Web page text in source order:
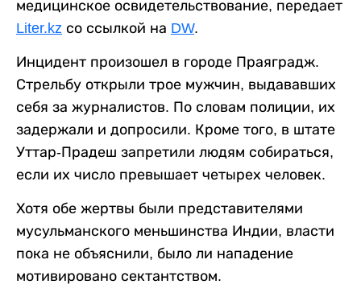
медицинское освидетельствование, передает
Liter.kz со ссылкой на DW.
Инцидент произошел в городе Праяградж.
Стрельбу открыли трое мужчин, выдававших
себя за журналистов. По словам полиции, их
задержали и допросили. Кроме того, в штате
Уттар-Прадеш запретили людям собираться,
если их число превышает четырех человек.
Хотя обе жертвы были представителями
мусульманского меньшинства Индии, власти
пока не объяснили, было ли нападение
мотивировано сектантством.